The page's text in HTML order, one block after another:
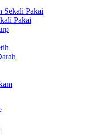
Sekali Pakai
Pakai